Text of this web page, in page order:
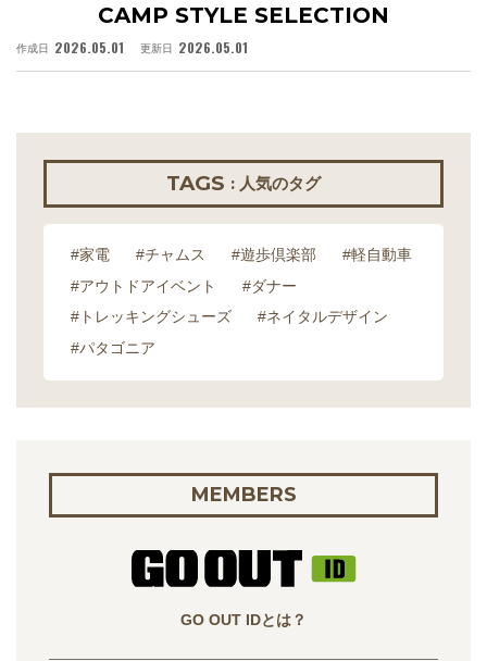
CAMP STYLE SELECTION
作成日 2026.05.01 更新日 2026.05.01
TAGS : 人気のタグ
#家電 #チャムス #遊歩倶楽部
#軽自動車
#アウトドアイベント
#ダナー
#トレッキングシューズ
#ネイタルデザイン
#パタゴニア
MEMBERS
GO OUT IDとは？